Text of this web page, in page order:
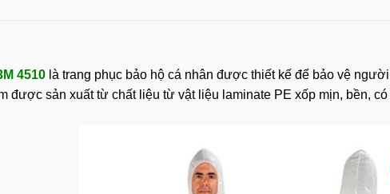
4510 là trang phục bảo hộ cá nhân được thiết kế để bảo vệ
được sản xuất từ chất liệu từ vật liệu laminate PE xốp mịn, bền, có